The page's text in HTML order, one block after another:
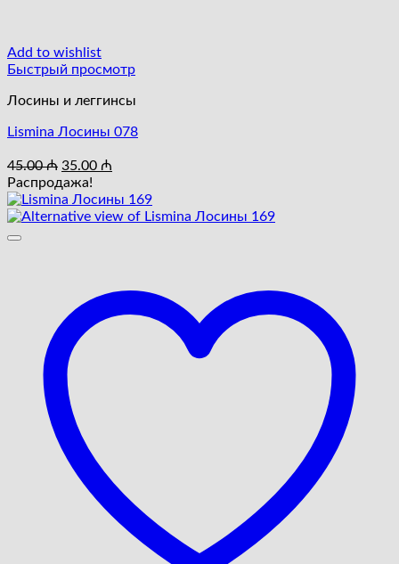
Add to wishlist
Быстрый просмотр
Лосины и леггинсы
Lismina Лосины 078
45.00₼ Первоначальная
цена
составляла
45.00 ₼.
35.00 ₼
35.00 ₼.
Распродажа!